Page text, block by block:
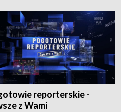
reporterskie -
z Wami